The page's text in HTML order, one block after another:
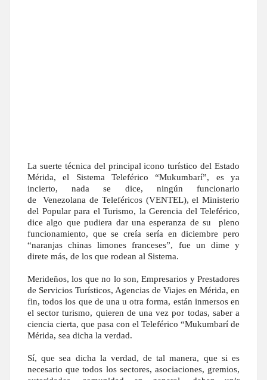
La suerte técnica del principal icono turístico del Estado
Mérida, el Sistema Teleférico “Mukumbarí”, es ya
incierto, nada se dice, ningún funcionario
de
Venezolana de Teleféricos (VENTEL), el Ministerio
del Popular para el Turismo, la Gerencia del Teleférico,
dice algo que pudiera dar una esperanza de su
pleno
funcionamiento, que se creía sería en diciembre pero
“naranjas chinas limones franceses”, fue un dime y
direte más, de los que rodean al Sistema.
Merideños, los que no lo son, Empresarios y Prestadores
de Servicios Turísticos, Agencias de Viajes en Mérida, en
fin, todos los que de una u otra forma, están inmersos en
el sector turismo, quieren de una vez por todas, saber a
ciencia cierta, que pasa con el Teleférico “Mukumbarí de
Mérida, sea dicha la verdad.
Sí, que sea dicha la verdad, de tal manera, que si es
necesario que todos los sectores, asociaciones, gremios,